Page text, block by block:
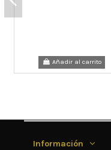
Añadir al carrito
Información